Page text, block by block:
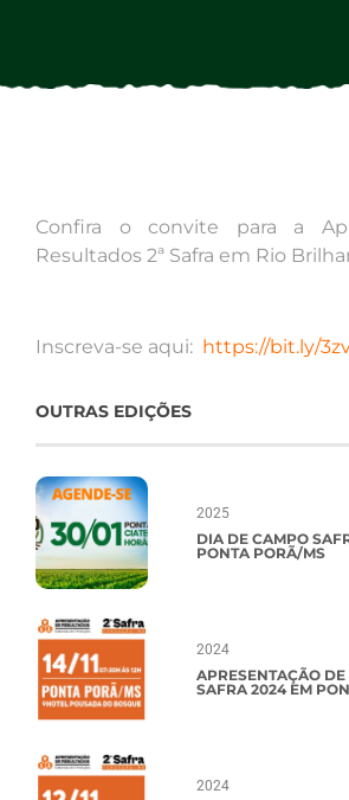
Confira o convite para a
Resultados 2ª Safra em Rio
Inscreva-se aqui: https://bit.ly/
OUTRAS EDIÇÕES
2025
DIA DE CAMPO
PONTA PORÃ/MS
2024
APRESENTAÇÃO DE
SAFRA 2024 EM
2024